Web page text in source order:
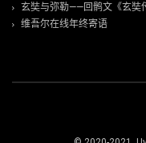
玄奘与弥勒——回鹘文《玄奘
维吾尔在线年终寄语